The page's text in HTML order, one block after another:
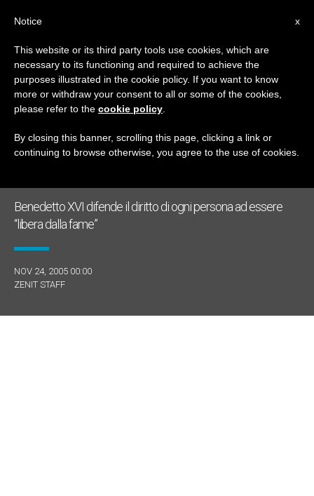
GIORNO
Novembre 24th, 2005
ULTIME NOTIZIE
Benedetto XVI difende il diritto di ogni persona ad essere
“libera dalla fame”
NOV 24, 2005 00:00
ZENIT STAFF
x
Notice
This website or its third party tools use cookies, which are
necessary to its functioning and required to achieve the
purposes illustrated in the cookie policy. If you want to know
more or withdraw your consent to all or some of the cookies,
please refer to the cookie policy
By closing this banner, scrolling this page, clicking a link or
continuing to browse otherwise, you agree to the use of cookies.